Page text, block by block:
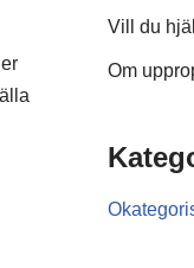
Vill du
Om